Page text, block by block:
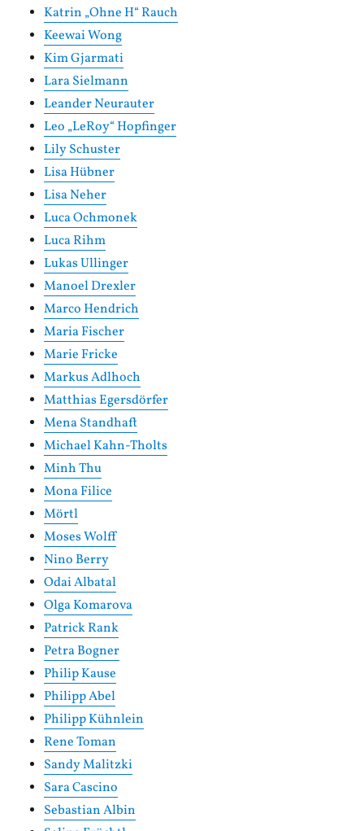
Katrin „Ohne H“ Rauch
Keewai Wong
Kim Gjarmati
Lara Sielmann
Leander Neurauter
Leo „LeRoy“ Hopfinger
Lily Schuster
Lisa Hübner
Lisa Neher
Luca Ochmonek
Luca Rihm
Lukas Ullinger
Manoel Drexler
Marco Hendrich
Maria Fischer
Marie Fricke
Markus Adlhoch
Matthias Egersdörfer
Mena Standhaft
Michael Kahn-Tholts
Minh Thu
Mona Filice
Mörtl
Moses Wolff
Nino Berry
Odai Albatal
Olga Komarova
Patrick Rank
Petra Bogner
Philip Kause
Philipp Abel
Philipp Kühnlein
Rene Toman
Sandy Malitzki
Sara Cascino
Sebastian Albin